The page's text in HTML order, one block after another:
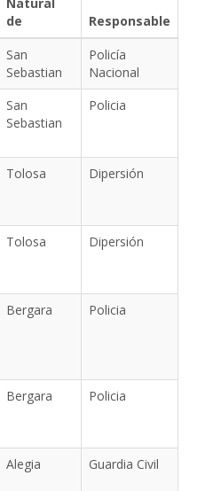
de
Responsable
San
Sebastian
Policía
Nacional
San
Sebastian
Policia
Tolosa Dipersión
Tolosa Dipersión
Bergara Policia
Bergara Policia
Alegia Guardia Civil